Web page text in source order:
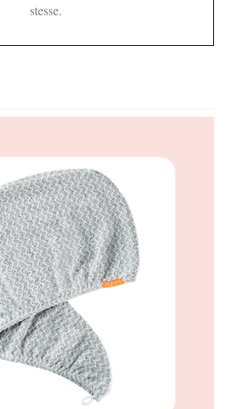
stesse.